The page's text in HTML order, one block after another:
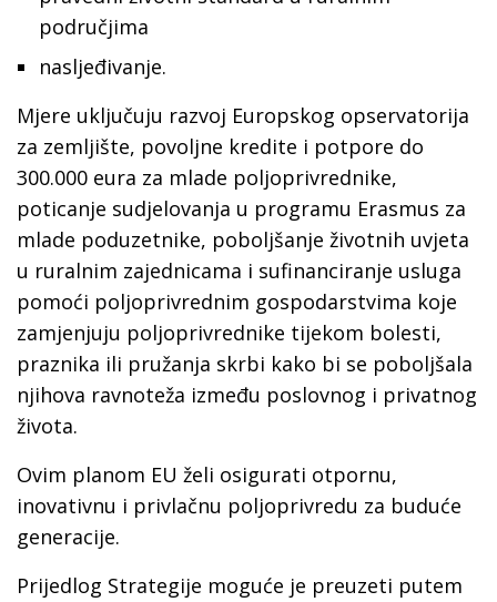
područjima
nasljeđivanje.
Mjere uključuju razvoj Europskog opservatorija
za zemljište, povoljne kredite i potpore do
300.000 eura za mlade poljoprivrednike,
poticanje sudjelovanja u programu Erasmus za
mlade poduzetnike, poboljšanje životnih uvjeta
u ruralnim zajednicama i sufinanciranje usluga
pomoći poljoprivrednim gospodarstvima koje
zamjenjuju poljoprivrednike tijekom bolesti,
praznika ili pružanja skrbi kako bi se poboljšala
njihova ravnoteža između poslovnog i privatnog
života.
Ovim planom EU želi osigurati otpornu,
inovativnu i privlačnu poljoprivredu za buduće
generacije.
Prijedlog Strategije moguće je preuzeti putem